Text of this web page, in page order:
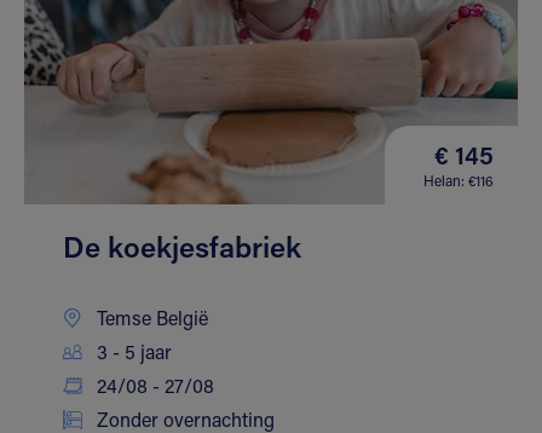
€ 145
Helan: €116
De koekjesfabriek
Temse België
3 - 5 jaar
24/08 - 27/08
Zonder overnachting